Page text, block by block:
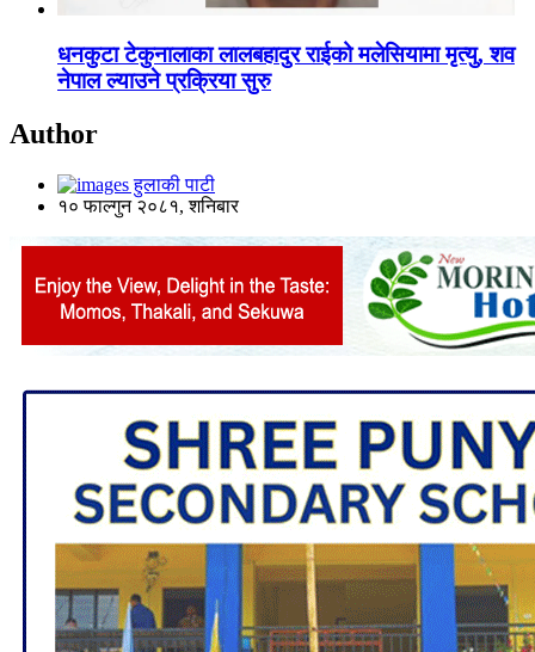
धनकुटा टेकुनालाका लालबहादुर राईको मलेसियामा मृत्यु, शव
नेपाल ल्याउने प्रक्रिया सुरु
Author
हुलाकी पाटी
१० फाल्गुन २०८१, शनिबार